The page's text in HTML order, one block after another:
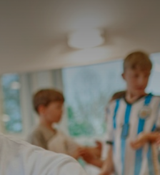
Jetzt starten